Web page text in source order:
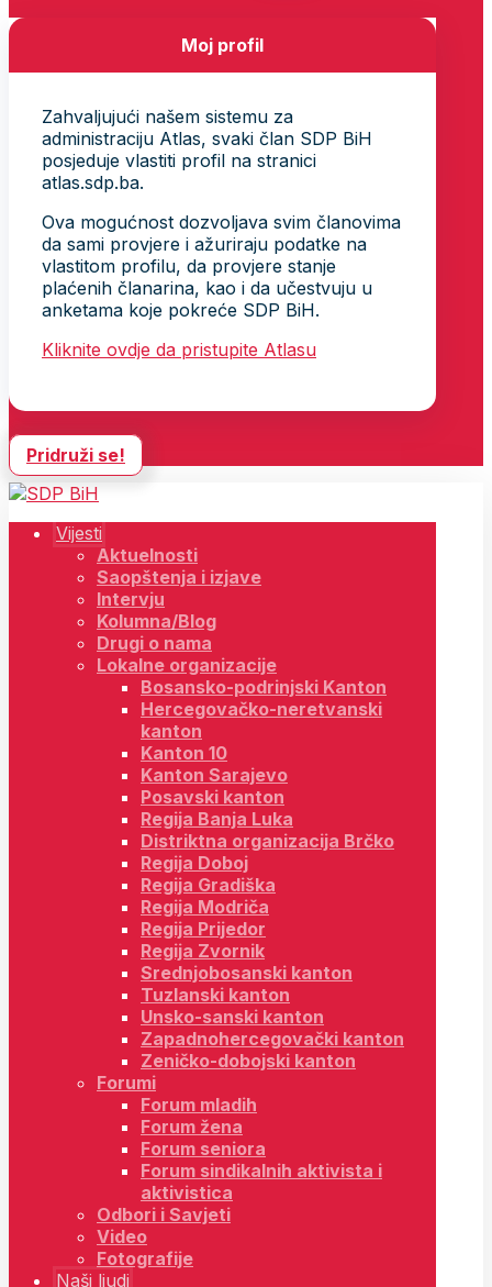
Moj profil
Zahvaljujući našem sistemu za
administraciju Atlas, svaki član SDP BiH
posjeduje vlastiti profil na stranici
atlas.sdp.ba.
Ova mogućnost dozvoljava svim članovima
da sami provjere i ažuriraju podatke na
vlastitom profilu, da provjere stanje
plaćenih članarina, kao i da učestvuju u
anketama koje pokreće SDP BiH.
Kliknite ovdje da pristupite Atlasu
Pridruži se!
Vijesti
Aktuelnosti
Saopštenja i izjave
Intervju
Kolumna/Blog
Drugi o nama
Lokalne organizacije
Bosansko-podrinjski Kanton
Hercegovačko-neretvanski
kanton
Kanton 10
Kanton Sarajevo
Posavski kanton
Regija Banja Luka
Distriktna organizacija Brčko
Regija Doboj
Regija Gradiška
Regija Modriča
Regija Prijedor
Regija Zvornik
Srednjobosanski kanton
Tuzlanski kanton
Unsko-sanski kanton
Zapadnohercegovački kanton
Zeničko-dobojski kanton
Forumi
Forum mladih
Forum žena
Forum seniora
Forum sindikalnih aktivista i
aktivistica
Odbori i Savjeti
Video
Fotografije
Naši ljudi